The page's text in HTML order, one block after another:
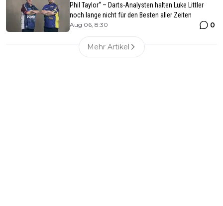
Phil Taylor“ – Darts-Analysten halten Luke Littler
noch lange nicht für den Besten aller Zeiten
Aug 06, 8:30 0
Mehr Artikel